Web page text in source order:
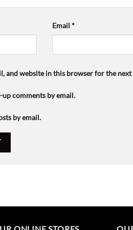
Email *
and website in this browser for the
comments by email.
by email.